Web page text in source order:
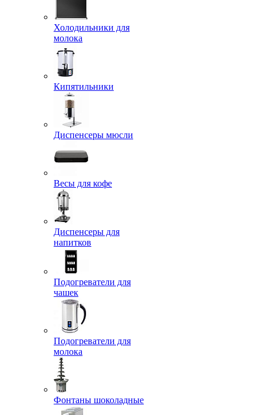
Холодильники для
молока
Кипятильники
Диспенсеры мюсли
Весы для кофе
Диспенсеры для
напитков
Подогреватели для
чашек
Подогреватели для
молока
Фонтаны шоколадные